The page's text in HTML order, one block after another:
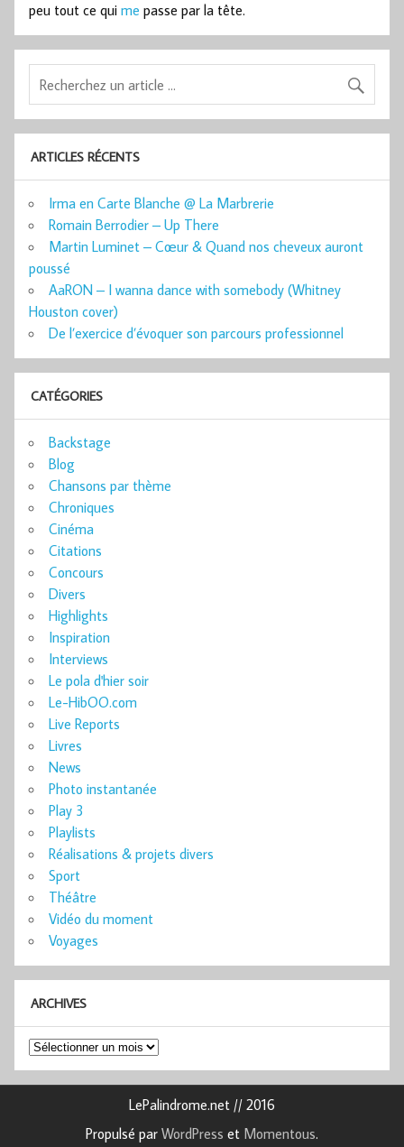
peu tout ce qui me passe par la tête.
ARTICLES RÉCENTS
Irma en Carte Blanche @ La Marbrerie
Romain Berrodier – Up There
Martin Luminet – Cœur & Quand nos cheveux auront
poussé
AaRON – I wanna dance with somebody (Whitney
Houston cover)
De l’exercice d’évoquer son parcours professionnel
CATÉGORIES
Backstage
Blog
Chansons par thème
Chroniques
Cinéma
Citations
Concours
Divers
Highlights
Inspiration
Interviews
Le pola d'hier soir
Le-HibOO.com
Live Reports
Livres
News
Photo instantanée
Play 3
Playlists
Réalisations & projets divers
Sport
Théâtre
Vidéo du moment
Voyages
ARCHIVES
Archives
LePalindrome.net // 2016
Propulsé par WordPress et Momentous.